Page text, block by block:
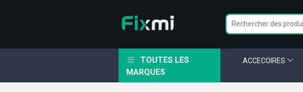
TOUTES LES
MARQUES
ACCECOIRES